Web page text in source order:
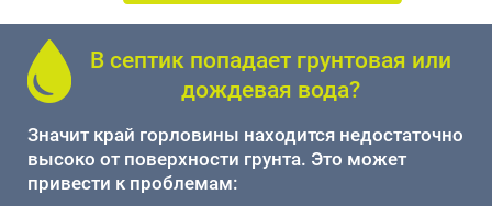
В септик попадает грунтовая или
дождевая вода?
Значит край горловины находится недостаточно
высоко от поверхности грунта. Это может
привести к проблемам: